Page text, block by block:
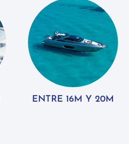
ENTRE 16M Y 20M